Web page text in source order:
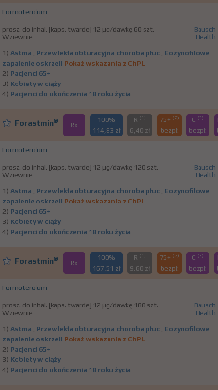
Formoterolum
prosz. do inhal. [kaps. twarde] 12 µg/dawkę 60 szt.
Wziewnie
Bausch
Health
1) Astma , Przewlekła obturacyjna choroba płuc , Eozynofilowe
zapalenie oskrzeli Pokaż wskazania z ChPL
2) Pacjenci 65+
3) Kobiety w ciąży
4) Pacjenci do ukończenia 18 roku życia
Forastmin® Rx
100%
114,83 zł
R (1)
6,40 zł
75+ (2)
bezpł.
C (3)
bezpł.
Formoterolum
prosz. do inhal. [kaps. twarde] 12 µg/dawkę 120 szt.
Wziewnie
Bausch
Health
1) Astma , Przewlekła obturacyjna choroba płuc , Eozynofilowe
zapalenie oskrzeli Pokaż wskazania z ChPL
2) Pacjenci 65+
3) Kobiety w ciąży
4) Pacjenci do ukończenia 18 roku życia
Forastmin® Rx
100%
167,51 zł
R (1)
9,60 zł
75+ (2)
bezpł.
C (3)
bezpł.
Formoterolum
prosz. do inhal. [kaps. twarde] 12 µg/dawkę 180 szt.
Wziewnie
Bausch
Health
1) Astma , Przewlekła obturacyjna choroba płuc , Eozynofilowe
zapalenie oskrzeli Pokaż wskazania z ChPL
2) Pacjenci 65+
3) Kobiety w ciąży
4) Pacjenci do ukończenia 18 roku życia